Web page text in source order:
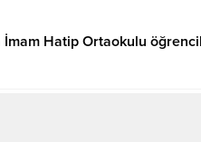
İmam Hatip Ortaokulu